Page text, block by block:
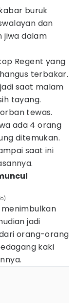
buruk
dan
jiwa dalam
Regent yang
terbakar.
saat malam
tayang.
tewas.
ada 4 orang
ditemukan.
saat ini
jadi
orang-orang
kaki